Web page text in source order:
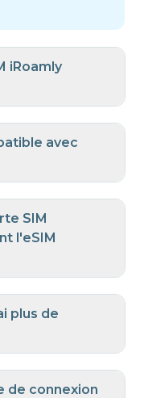
iRoamly
avec
SIM
l'eSIM
plus de
de connexion